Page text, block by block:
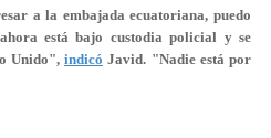
a la embajada ecuatoriana, puedo
está bajo custodia policial y se
Unido", indicó Javid. "Nadie está por